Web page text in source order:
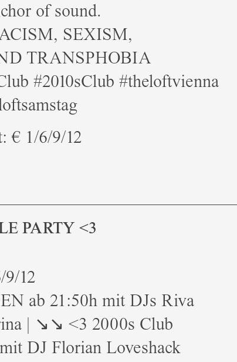
of sound.
SEXISM,
TRANSPHOBIA
#2010sClub #theloftvienna
€ 1/6/9/12
PARTY <3
12
ab 21:50h mit DJs Riva
| ↘↘ <3 2000s Club
DJ Florian Loveshack